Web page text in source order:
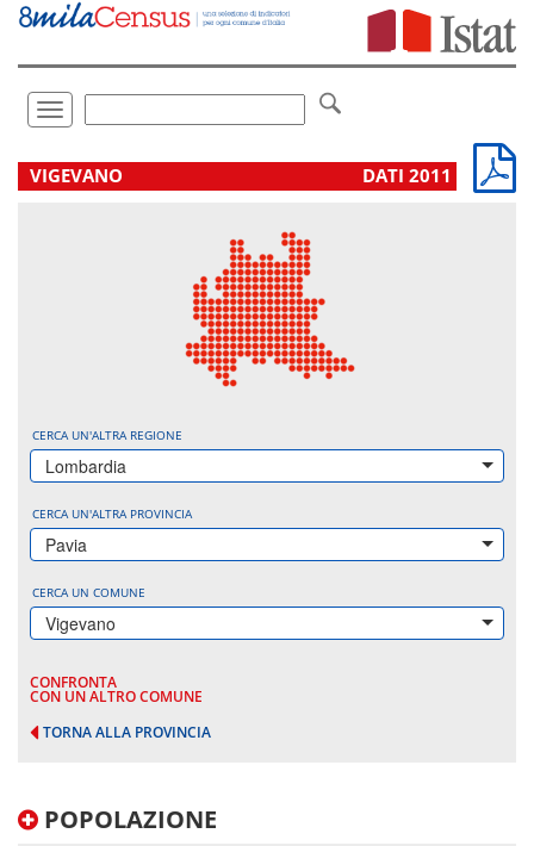
Vai
direttamente
Toggle
navigation
.
VIGEVANO DATI 2011
CERCA UN'ALTRA REGIONE
Lombardia
CERCA UN'ALTRA PROVINCIA
Pavia
CERCA UN COMUNE
Vigevano
CONFRONTA
CON UN ALTRO COMUNE
TORNA ALLA PROVINCIA
POPOLAZIONE